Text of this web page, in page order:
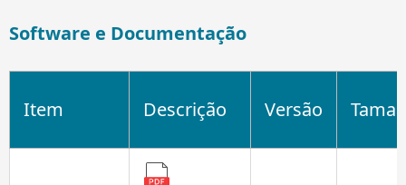
Software e Documentação
Item Descrição Versão